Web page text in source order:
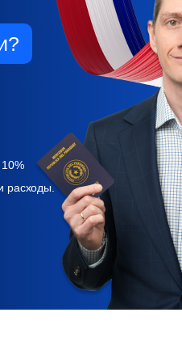
расходы.